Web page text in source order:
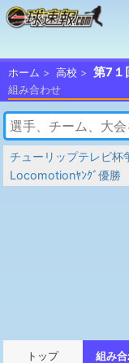
ホーム 高校 第7１
組み合わせ
チューリップテレビ杯
Locomotionﾔﾝｸﾞ優勝
トップ 組み